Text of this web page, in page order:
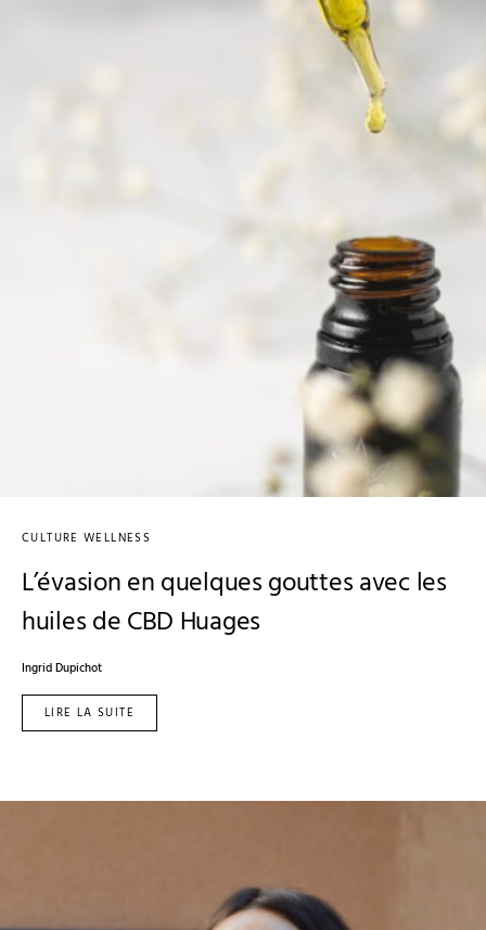
CULTURE WELLNESS
L’évasion en quelques gouttes avec les
huiles de CBD Huages
Ingrid Dupichot
LIRE LA SUITE